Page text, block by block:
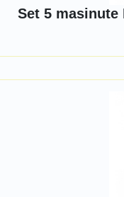
Set 5 masinute